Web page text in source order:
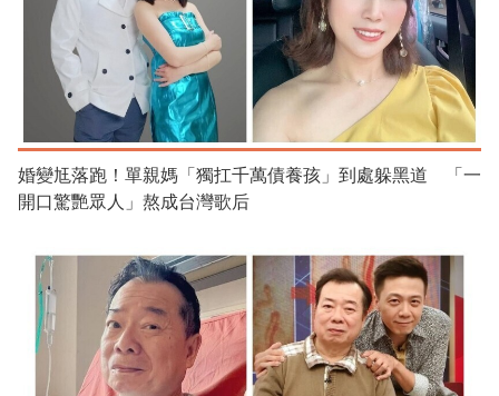
婚變尪落跑！單親媽「獨扛千萬債養孩」到處躲黑道 「一
開口驚艷眾人」熬成台灣歌后